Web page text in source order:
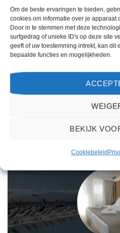
Om de beste ervaringen te bieden,
cookies om informatie over je apparaat
Door in te stemmen met deze
surfgedrag of unieke ID's op deze site
geeft of uw toestemming intrekt, kan
bepaalde functies en mogelijkheden.
BEKIJK
Cookiebeleid
Gewaardeerd
4uit 5
€ 1.157,00
Nativo Hotel Ibiza is een 4 sterren
accommodatie in Santa Eulalia. U
boekt deze reis direct bij onze
partner TUI. Nu vanaf EUR 1157.00
PRIJZEN EN BOEKEN